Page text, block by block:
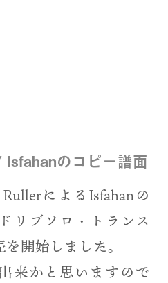
のコピー譜面
によるIsfahanの
リブソロ・トランス
開始しました。
来かと思いますので